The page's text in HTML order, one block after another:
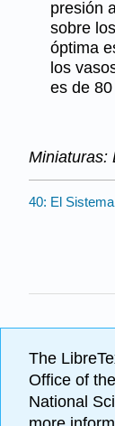
presión
sobre
óptima
los
es de
Miniaturas:
40: El
The
Office of
National